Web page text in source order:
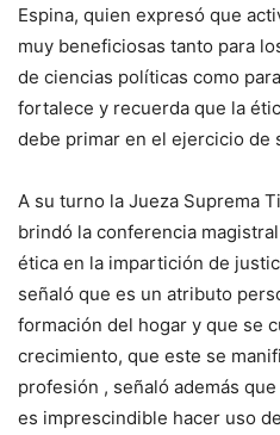
Espina, quien expresó que
muy beneficiosas tanto para
de ciencias políticas como
fortalece y recuerda que la
debe primar en el ejercicio de
A su turno la Jueza Suprema
brindó la conferencia
ética en la impartición de
señaló que es un atributo
formación del hogar y que se
crecimiento, que este se
profesión , señaló además
es imprescindible hacer uso